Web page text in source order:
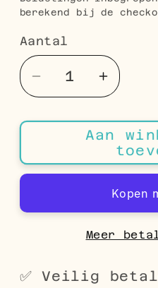
berekend bij de
Aantal
Aantal
Aantal
verlagen
voor
Fantasie
Schakel
Ketting
–
Trendy
Robuust
Aantal
voor
Ketting
Staal
–
Trendy
Aan
Meer
✅ Veilig